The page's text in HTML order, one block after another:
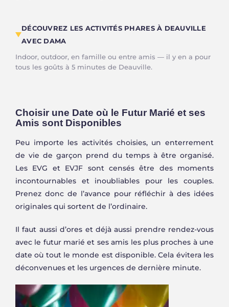
DÉCOUVREZ LES ACTIVITÉS PHARES À DEAUVILLE
AVEC DAMA
Indoor, outdoor, en famille ou entre amis — il y en a pour
tous les goûts à 5 minutes de Deauville.
MINI GOLF
Intérieur · Dès 2 joueurs
PADEL
Extérieur · Tout niveau
ACTION GAME LASER GAME
Choisir une Date où le Futur Marié et ses
Amis sont Disponibles
Peu importe les activités choisies, un enterrement
de vie de garçon prend du temps à être organisé.
Les EVG et EVJF sont censés être des moments
incontournables et inoubliables pour les couples.
Prenez donc de l’avance pour réfléchir à des idées
originales qui sortent de l’ordinaire.
Il faut aussi d’ores et déjà aussi prendre rendez-vous
avec le futur marié et ses amis les plus proches à une
date où tout le monde est disponible. Cela évitera les
déconvenues et les urgences de dernière minute.